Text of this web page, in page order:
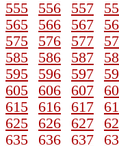
555 556 557
565 566 567
575 576 577
585 586 587
595 596 597
605 606 607
615 616 617
625 626 627
635 636 637